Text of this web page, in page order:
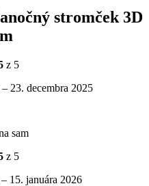
stromček 3D
z 5
– 23. decembra 2025
sam
z 5
– 15. januára 2026